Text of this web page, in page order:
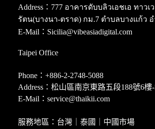
Address：777 อาคารดับบลิวเอชเอ ทา
รัตน(บางนา-ตราด) กม.7 ตำบลบางแก้ว
E-Mail：Sicilia@vibeasiadigital.com
Taipei Office
Phone：+886-2-2748-5088
Address：松山區南京東路五段188號6樓
E-Mail：service@thaikii.com
服務地區：台灣｜泰國｜中國市場